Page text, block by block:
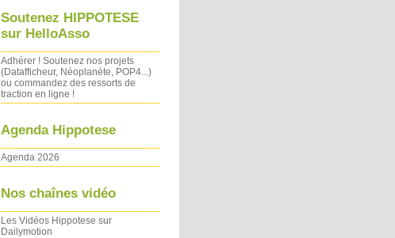
Soutenez HIPPOTESE
sur HelloAsso
Adhérer ! Soutenez nos projets
(Datafficheur, Néoplanète, POP4...)
ou commandez des ressorts de
traction en ligne !
Agenda Hippotese
Agenda 2026
Nos chaînes vidéo
Les Vidéos Hippotese sur
Dailymotion